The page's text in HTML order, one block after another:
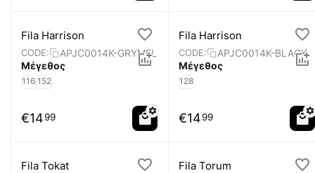
Fila Harrison
CODE:
APJC0014K-GRYMEL
Μέγεθος
116 152
€1499
Fila Harrison
CODE:
APJC0014K-BLACK
Μέγεθος
128
€1499
Fila Tokat Fila Torum